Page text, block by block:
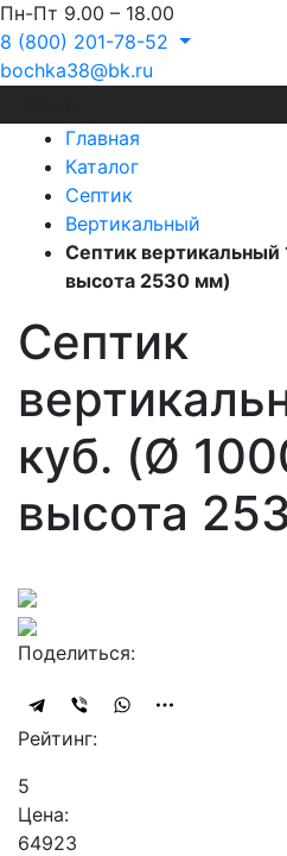
Пн-Пт 9.00 – 18.00
8 (800) 201-78-52
bochka38@bk.ru
Главная
Каталог
Септик
Вертикальный
Септик
высота 2530 мм)
Септик
куб. (Ø
высота
Поделиться:
Рейтинг:
5
Цена:
64923